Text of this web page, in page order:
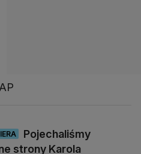
Pojechaliśmy
strony Karola